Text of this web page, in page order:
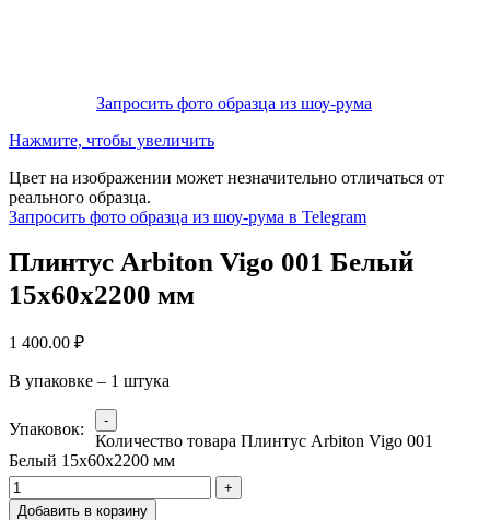
Запросить фото образца из шоу-рума
Нажмите, чтобы увеличить
Цвет на изображении может незначительно отличаться от
реального образца.
Запросить фото образца из шоу-рума в Telegram
Плинтус Arbiton Vigo 001 Белый
15x60x2200 мм
1 400.00 ₽
В упаковке – 1 штука
Упаковок:
Количество товара Плинтус Arbiton Vigo 001
Белый 15x60x2200 мм
Добавить в корзину